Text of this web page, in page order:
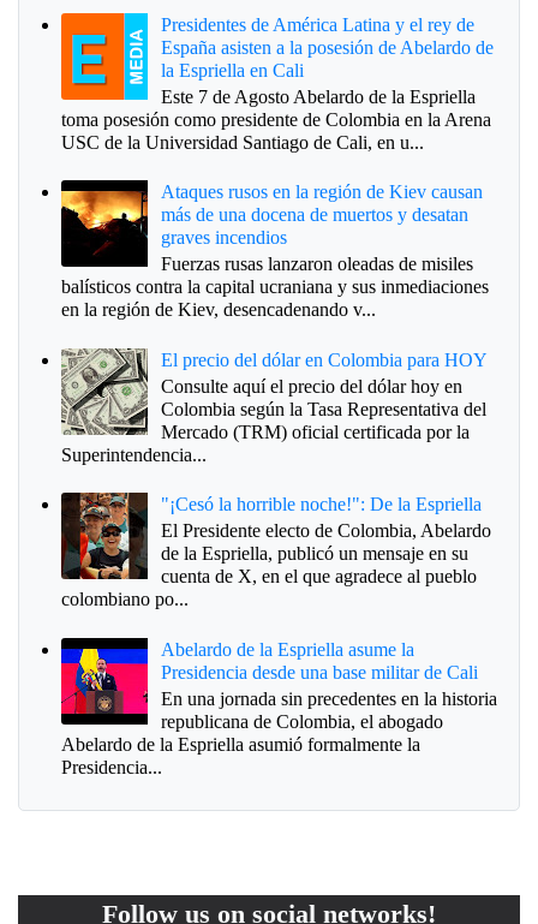
Presidentes de América Latina y el rey de
España asisten a la posesión de Abelardo de
la Espriella en Cali
Este 7 de Agosto Abelardo de la Espriella
toma posesión como presidente de Colombia en la Arena
USC de la Universidad Santiago de Cali, en u...
Ataques rusos en la región de Kiev causan
más de una docena de muertos y desatan
graves incendios
Fuerzas rusas lanzaron oleadas de misiles
balísticos contra la capital ucraniana y sus inmediaciones
en la región de Kiev, desencadenando v...
El precio del dólar en Colombia para HOY
Consulte aquí el precio del dólar hoy en
Colombia según la Tasa Representativa del
Mercado (TRM) oficial certificada por la
Superintendencia...
"¡Cesó la horrible noche!": De la Espriella
El Presidente electo de Colombia, Abelardo
de la Espriella, publicó un mensaje en su
cuenta de X, en el que agradece al pueblo
colombiano po...
Abelardo de la Espriella asume la
Presidencia desde una base militar de Cali
En una jornada sin precedentes en la historia
republicana de Colombia, el abogado
Abelardo de la Espriella asumió formalmente la
Presidencia...
Follow us on social networks!